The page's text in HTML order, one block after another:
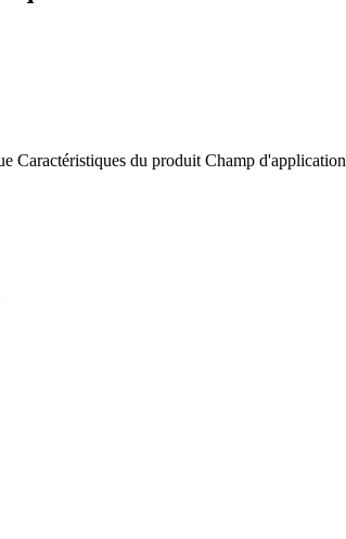
Caractéristiques du produit Champ d'application